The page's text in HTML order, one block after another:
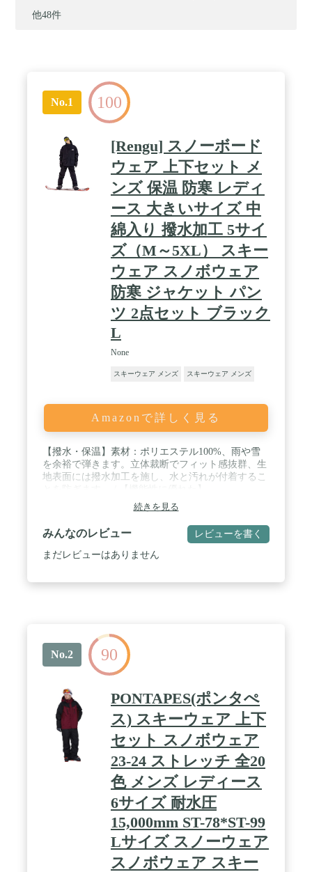
他48件
No.1 100
[Rengu] スノーボード
ウェア 上下セット メ
ンズ 保温 防寒 レディ
ース 大きいサイズ 中
綿入り 撥水加工 5サイ
ズ（M～5XL） スキー
ウェア スノボウェア
防寒 ジャケット パン
ツ 2点セット ブラック
L
None
スキーウェア メンズ スキーウェア メンズ
Amazonで詳しく見る
【撥水・保温】素材：ポリエステル100%、雨や雪
を余裕で弾きます。立体裁断でフィット感抜群、生
地表面には撥水加工を施し、水と汚れが付着するこ
M/L/XL/2XL/3XL/4XL/5XLからお選びいただけま
す。このスノーボード ウェア 上下セットは機能と
快適な着心地を実現し、スノーボード、アウトドア
以外にも幅広いシーンで活用できる。いつもの冬が
ダンゼン楽しくなります！ / 【あったか快適】厳選
守ってくれるすっぽりフードです。独自の機能性を
追加、細部までこだわった、豊富な機能とデザイ
ン。服の裾にゴムを使用しているので、雪や風の侵
入をしっかりガード、お体を寒さから守ります。 /
【幅広いシーン】ファッション感覚で気軽に着れ
て、コストパフォーマンス・デザイン性に優れたス
ノーボード・スキーウェアです。シンプルでカッコ
いいけど、機能と快適な着心地を実現し、スノーボ
ード、アウトドア以外にも幅広いシーンで活用でき
ます。
続きを見る
みんなのレビュー レビューを書く
まだレビューはありません
No.2 90
PONTAPES(ポンタぺ
ス) スキーウェア 上下
セット スノボウェア
23-24 ストレッチ 全20
色 メンズ レディース
6サイズ 耐水圧
15,000mm ST-78*ST-99
Lサイズ スノーウェア
スノボウェア スキー